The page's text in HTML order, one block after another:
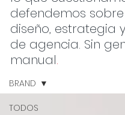
defendemos
diseño, estrategia
de agencia. Sin
manual.
TODOS
BRAND